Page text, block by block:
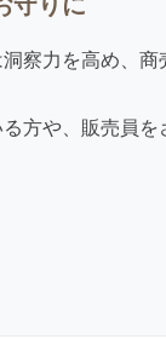
察力を高め、
方や、販売員